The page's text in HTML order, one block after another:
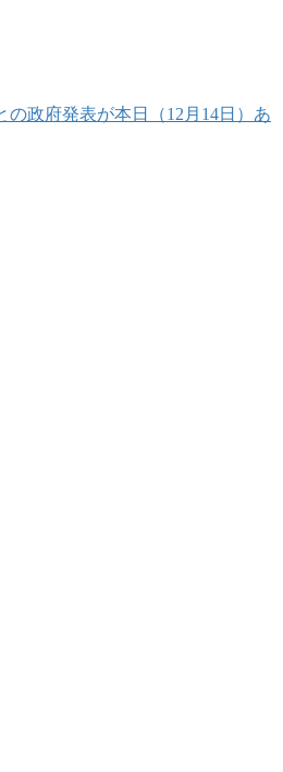
政府発表が本日（12月14日）あ